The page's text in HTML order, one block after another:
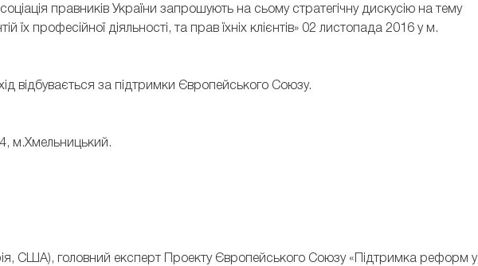
правників України запрошують на сьому стратегічну дискусію на тему
їх професійної діяльності, та прав їхніх клієнтів» 02 листопада 2016 у м.
відбувається за підтримки Європейського Союзу.
м.Хмельницький.
США), головний експерт Проекту Європейського Союзу «Підтримка реформ у